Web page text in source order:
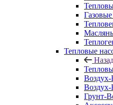
Газовые
Тепловые
Воздух-
Воздух-
Грунт-